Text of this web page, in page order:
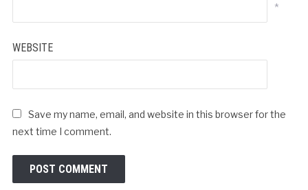
*
WEBSITE
Save my name, email, and website in this browser for the
next time I comment.